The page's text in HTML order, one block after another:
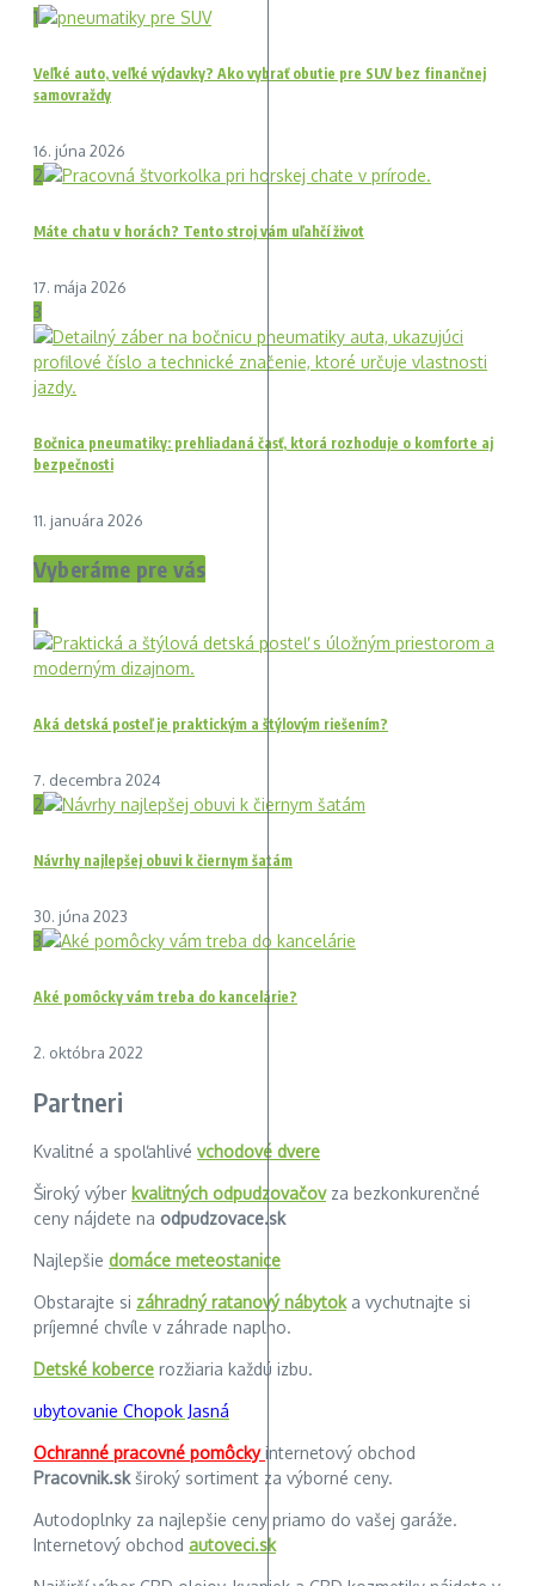
1
Veľké auto, veľké výdavky? Ako vybrať obutie pre SUV bez finančnej
samovraždy
16. júna 2026
2
Máte chatu v horách? Tento stroj vám uľahčí život
17. mája 2026
3
Bočnica pneumatiky: prehliadaná časť, ktorá rozhoduje o komforte aj
bezpečnosti
11. januára 2026
Vyberáme pre vás
1
Aká detská posteľ je praktickým a štýlovým riešením?
7. decembra 2024
2
Návrhy najlepšej obuvi k čiernym šatám
30. júna 2023
3
Aké pomôcky vám treba do kancelárie?
2. októbra 2022
Partneri
Kvalitné a spoľahlivé vchodové dvere
Široký výber kvalitných odpudzovačovza bezkonkurenčné
ceny nájdete na odpudzovace.sk
Najlepšie domáce meteostanice
Obstarajte si záhradný ratanový nábytoka vychutnajte si
príjemné chvíle v záhrade naplno.
Detské koberce rozžiaria každú izbu.
ubytovanie Chopok Jasná
Ochranné pracovné pomôckyinternetový obchod
Pracovnik.skširoký sortiment za výborné ceny.
Autodoplnky za najlepšie ceny priamo do vašej garáže.
Internetový obchod autoveci.sk